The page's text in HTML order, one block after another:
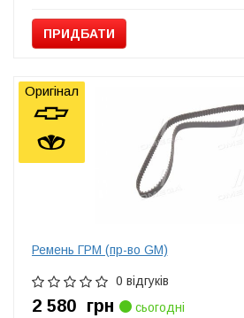
ПРИДБАТИ
Ремень ГРМ (пр-во GM)
0 відгуків
2 580 грн
сьогодні
Оригінал